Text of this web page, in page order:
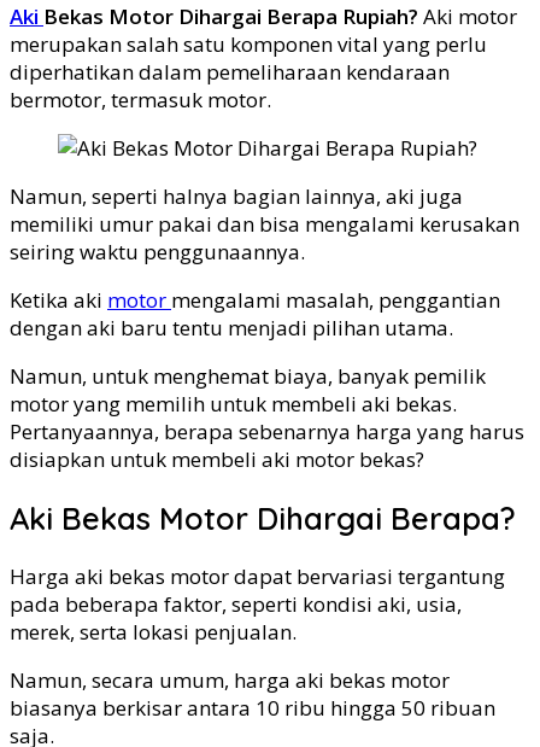
Aki Bekas Motor Dihargai Berapa Rupiah? Aki motor
merupakan salah satu komponen vital yang perlu
diperhatikan dalam pemeliharaan kendaraan
bermotor, termasuk motor.
Namun, seperti halnya bagian lainnya, aki juga
memiliki umur pakai dan bisa mengalami kerusakan
seiring waktu penggunaannya.
Ketika aki motor mengalami masalah, penggantian
dengan aki baru tentu menjadi pilihan utama.
Namun, untuk menghemat biaya, banyak pemilik
motor yang memilih untuk membeli aki bekas.
Pertanyaannya, berapa sebenarnya harga yang harus
disiapkan untuk membeli aki motor bekas?
Aki Bekas Motor Dihargai Berapa?
Harga aki bekas motor dapat bervariasi tergantung
pada beberapa faktor, seperti kondisi aki, usia,
merek, serta lokasi penjualan.
Namun, secara umum, harga aki bekas motor
biasanya berkisar antara 10 ribu hingga 50 ribuan
saja.